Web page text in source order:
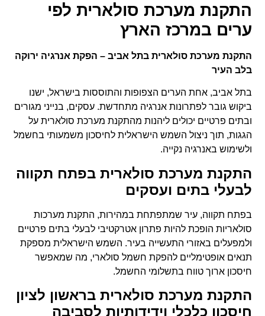
התקנת מערכת סולארית לפי
ערים במרכז הארץ
התקנת מערכת סולארית בתל אביב – הפקת אנרגיה ירוקה
בלב העיר
בתל אביב, אחת הערים הצפופות והתוססות בישראל, ישנו
ביקוש גובר לפתרונות אנרגיה מתחדשת. עסקים, בנייני מגורים
ובתים פרטיים יכולים ליהנות מהתקנת מערכת סולארית על
הגגות, תוך ניצול השמש הישראלית לחיסכון משמעותי בחשמל
ולשימוש באנרגיה נקייה.
התקנת מערכת סולארית בפתח תקווה
לבעלי בתים ועסקים
בפתח תקווה, עיר שמתפתחת במהירות, התקנת מערכות
סולאריות הופכת להיות פתרון אטרקטיבי לבעלי בתים פרטיים
ולמפעלים באזורי התעשייה בעיר. השמש הישראלית מספקת
תנאים אופטימליים להפקת חשמל סולארי, מה שמאפשר
חיסכון ארוך טווח בתשלומי החשמל.
התקנת מערכת סולארית בראשון לציון
חיסכון כלכלי וידידותיות לסביבה